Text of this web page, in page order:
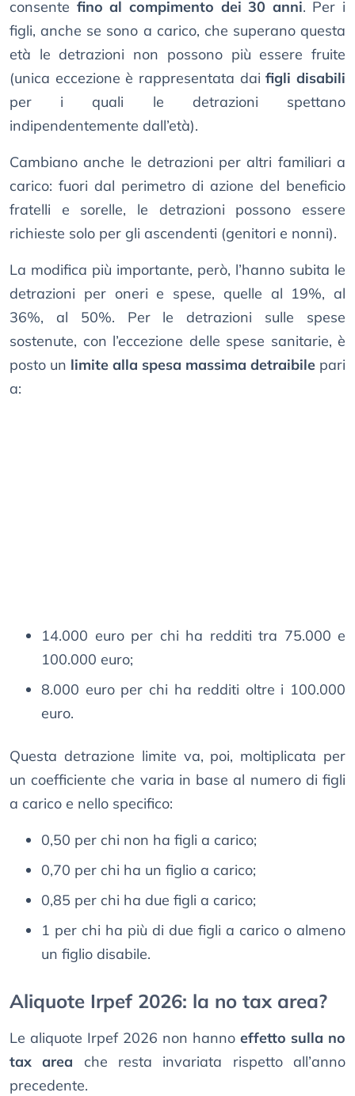
consente fino al compimento dei 30 anni. Per i
figli, anche se sono a carico, che superano questa
età le detrazioni non possono più essere fruite
(unica eccezione è rappresentata daifigli disabili
per i quali le detrazioni spettano
indipendentemente dall’età).
Cambiano anche le detrazioni per altri familiari a
carico: fuori dal perimetro di azione del beneficio
fratelli e sorelle, le detrazioni possono essere
richieste solo per gli ascendenti (genitori e nonni).
La modifica più importante, però, l’hanno subita le
detrazioni per oneri e spese, quelle al 19%, al
36%, al 50%. Per le detrazioni sulle spese
sostenute, con l’eccezione delle spese sanitarie, è
posto un limite alla spesa massima detraibile pari
a:
14.000 euro per chi ha redditi tra 75.000 e
100.000 euro;
8.000 euro per chi ha redditi oltre i 100.000
euro.
Questa detrazione limite va, poi, moltiplicata per
un coefficiente che varia in base al numero di figli
a carico e nello specifico:
0,50 per chi non ha figli a carico;
0,70 per chi ha un figlio a carico;
0,85 per chi ha due figli a carico;
1 per chi ha più di due figli a carico o almeno
un figlio disabile.
Aliquote Irpef 2026: la no tax area?
Le aliquote Irpef 2026 non hanno effetto sulla no
tax area che resta invariata rispetto all’anno
precedente.